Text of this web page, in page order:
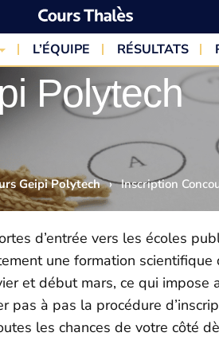
L’ÉQUIPE RÉSULTATS
Polytech
Geipi Polytech › Inscription
d’entrée vers les écoles
une formation scientifique
et début mars, ce qui impose
à pas la procédure
les chances de votre côté